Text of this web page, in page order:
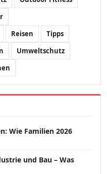
Reisen
Tipps
Umweltschutz
Wie Familien 2026
und Bau – Was